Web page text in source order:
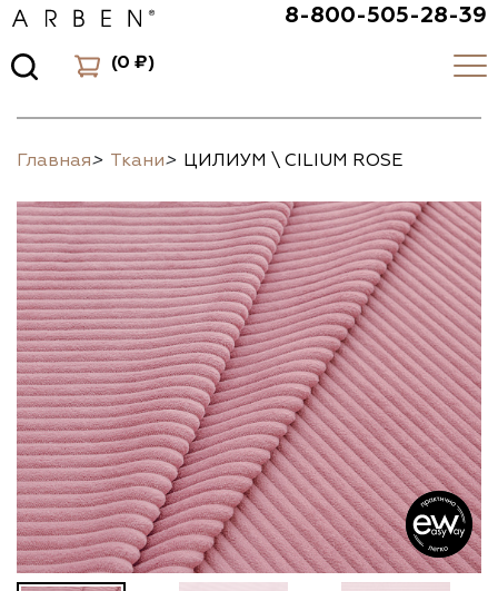
8-800-505-28-39
(0 ₽)
Главная> Ткани> ЦИЛИУМ \ CILIUM ROSE